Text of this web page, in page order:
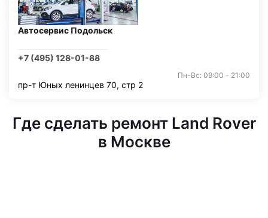
Автосервис Подольск
+7 (495) 128-01-88
Пн-Вс: 09:00 - 21:00
пр-т Юных ленинцев 70, стр 2
Где сделать ремонт Land Rover
в Москве